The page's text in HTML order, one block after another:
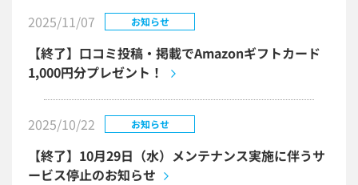
2025/11/07 お知らせ
【終了】口コミ投稿・掲載でAmazonギフトカード
1,000円分プレゼント！
2025/10/22 お知らせ
【終了】10月29日（水）メンテナンス実施に伴うサ
ービス停止のお知らせ